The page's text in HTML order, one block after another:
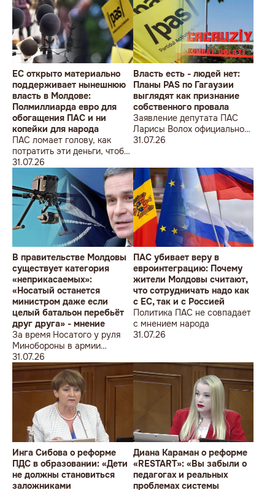
ÎMPOTRIVA MOLDOVEI!
Lecțiile istoriei și provocările
prezentului (la împlinirea a
550 de ani de la bătălia de la
Războieni)
ЕС открыто материально
поддерживает нынешнюю
власть в Молдове:
Полмиллиарда евро для
обогащения ПАС и ни
копейки для народа
ПАС ломает голову, как
потратить эти деньги, чтобы
оппозиция меньше ворчала,
ведь полмиллиарда
незаметно в карман не
положишь
31.07.26
Власть есть - людей нет:
Планы PAS по Гагаузии
выглядят как признание
собственного провала
Заявление депутата ПАС
Ларисы Волох официально
подтвердило провал
Молдовы
31.07.26
В правительстве Молдовы
существует категория
«неприкасаемых»:
«Носатый останется
министром даже если
целый батальон перебьёт
друг друга» - мнение
За время Носатого у руля
Минобороны в армии
погибли 9 человек в мирное
время, включая
несовершеннолетнего
юношу
31.07.26
ПАС убивает веру в
евроинтеграцию: Почему
жители Молдовы считают,
что сотрудничать надо как
с ЕС, так и с Россией
Политика ПАС не совпадает
с мнением народа
31.07.26
Инга Сибова о реформе
ПДС в образовании: «Дети
не должны становиться
заложниками
Диана Караман о реформе
«RESTART»: «Вы забыли о
педагогах и реальных
проблемах системы